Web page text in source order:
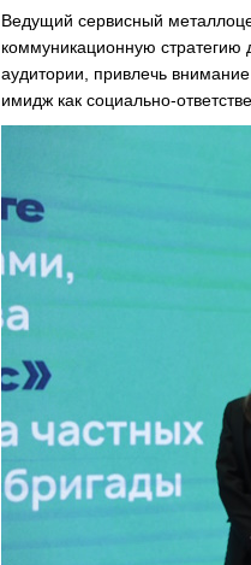
Ведущий сервисный
коммуникационную
аудитории, привлечь
имидж как социально-